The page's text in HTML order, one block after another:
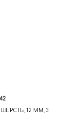
12 ММ, 3